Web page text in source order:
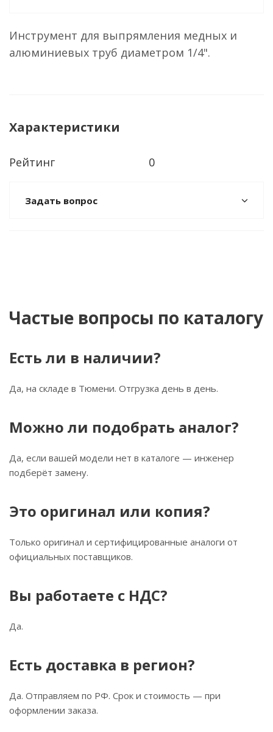
Инструмент для выпрямления медных и
алюминиевых труб диаметром 1/4".
Характеристики
Рейтинг 0
Задать вопрос
Частые вопросы по каталогу
Есть ли в наличии?
Да, на складе в Тюмени. Отгрузка день в день.
Можно ли подобрать аналог?
Да, если вашей модели нет в каталоге — инженер
подберёт замену.
Это оригинал или копия?
Только оригинал и сертифицированные аналоги от
официальных поставщиков.
Вы работаете с НДС?
Да.
Есть доставка в регион?
Да. Отправляем по РФ. Срок и стоимость — при
оформлении заказа.